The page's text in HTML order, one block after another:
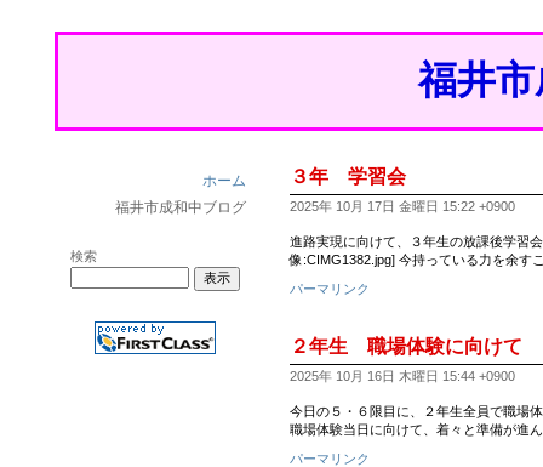
福井
ホーム
福井市成和中ブログ
検索
３年 学習会
2025年 10月 17日 金曜日 15:22 +0900
進路実現に向けて、３年生の放課後学習
像:CIMG1382.jpg] 今持っている力を余す
パーマリンク
２年生 職場体験に向けて
2025年 10月 16日 木曜日 15:44 +0900
今日の５・６限目に、２年生全員で職場
職場体験当日に向けて、着々と準備が進
パーマリンク